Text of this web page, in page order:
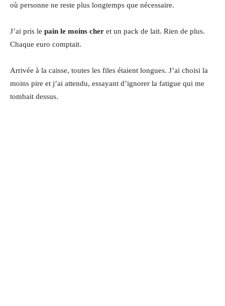
où personne ne reste plus longtemps que nécessaire.
J’ai pris le pain le moins cher et un pack de lait. Rien de plus.
Chaque euro comptait.
Arrivée à la caisse, toutes les files étaient longues. J’ai choisi la
moins pire et j’ai attendu, essayant d’ignorer la fatigue qui me
tombait dessus.